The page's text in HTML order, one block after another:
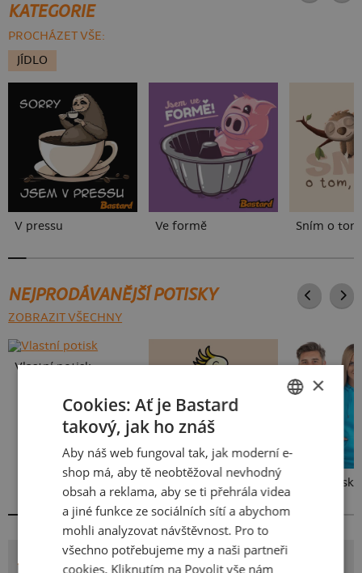
KATEGORIE
PROCHÁZET VŠE:
JÍDLO
V pressu Ve formě Sním o
NEJPRODÁVANĚJŠÍ POTISKY
ZOBRAZIT VŠECHNY
Vlastní potisk
Bez potisku
POTISK TI ŠLEHNU
SLOVAK
×
Cookies: Ať je Bastard
takový, jak ho znáš
Aby náš web fungoval tak, jak moderní e-
shop má, aby tě neobtěžoval nevhodný
obsah a reklama, aby se ti přehrála videa
a jiné funkce ze sociálních sítí a abychom
mohli analyzovat návštěvnost. Pro to
všechno potřebujeme my a naši partneři
cookies. Kliknutím na Povolit vše nám